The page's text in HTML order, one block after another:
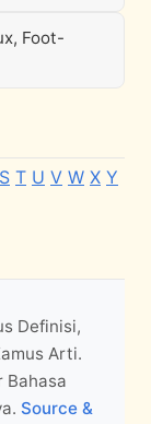
Foot-
S T U V W X Y
Definisi,
Arti.
Bahasa
Source &